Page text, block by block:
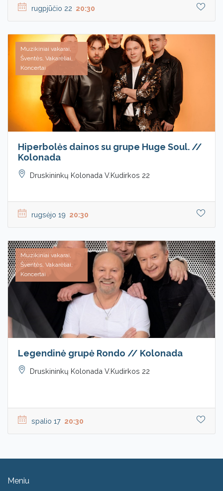
rugpjūčio 22 20:30
Muzikiniai vakarai,
Šventės, Vakarėliai,
Koncertai
Hiperbolės dainos su grupe Huge Soul. //
Kolonada
Druskininkų Kolonada V.Kudirkos 22
rugsėjo 19 20:30
Muzikiniai vakarai,
Šventės, Vakarėliai,
Koncertai
Legendinė grupė Rondo // Kolonada
Druskininkų Kolonada V.Kudirkos 22
spalio 17 20:30
Meniu